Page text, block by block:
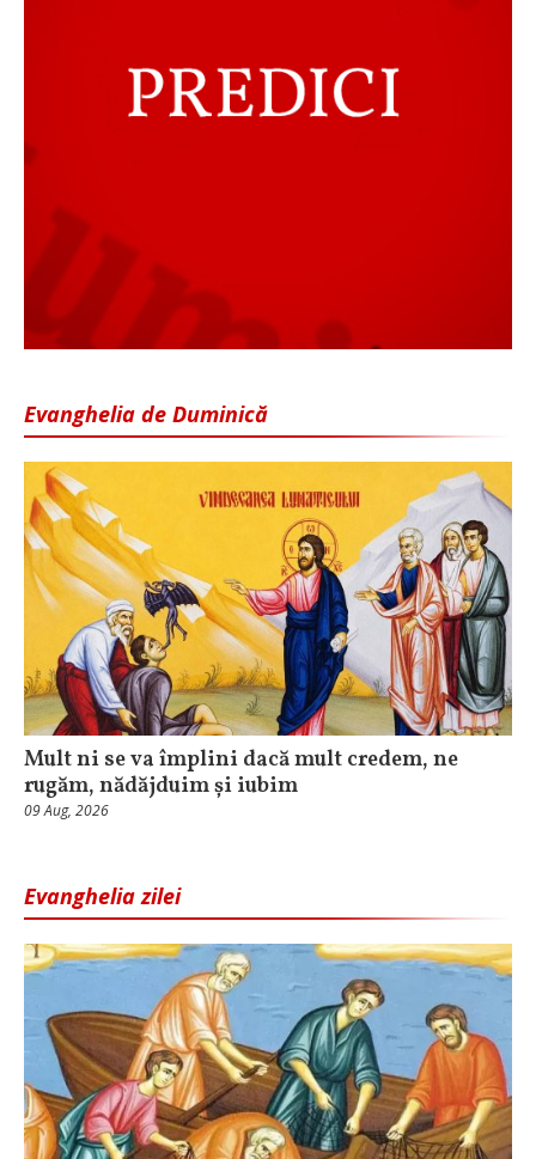
Evanghelia de Duminică
Mult ni se va împlini dacă mult credem, ne
rugăm, nădăjduim și iubim
09 Aug, 2026
Evanghelia zilei